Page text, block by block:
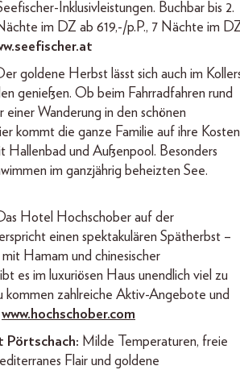
Inklusivleistungen. Buchbar bis 2.
im DZ ab 619,-/p.P., 7 Nächte im
goldene Herbst lässt sich auch im
genießen. Ob beim Fahrradfahren rund
einer Wanderung in den schönen
kommt die ganze Familie auf ihre
Hallenbad und Außenpool. Besonders
im ganzjährig beheizten See.
Hotel Hochschober auf der
einen spektakulären Spätherbst –
Hamam und chinesischer
es im luxuriösen Haus unendlich viel zu
kommen zahlreiche Aktiv-Angebote und
www.hochschober.com
Pörtschach: Milde Temperaturen, freie
Flair und goldene